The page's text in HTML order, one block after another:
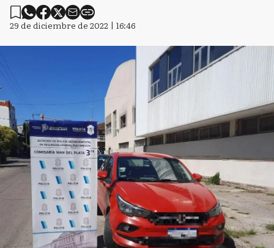
29 de diciembre de 2022 | 16:46